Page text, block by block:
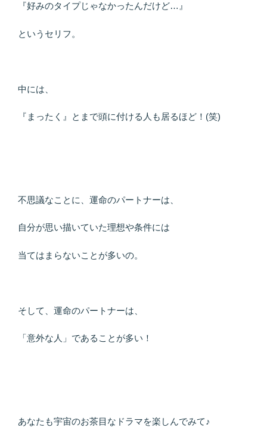
『好みのタイプじゃなかったんだけど…』
というセリフ。
中には、
『まったく』とまで頭に付ける人も居るほど！(笑)
不思議なことに、運命のパートナーは、
自分が思い描いていた理想や条件には
当てはまらないことが多いの。
そして、運命のパートナーは、
「意外な人」であることが多い！
あなたも宇宙のお茶目なドラマを楽しんでみて♪